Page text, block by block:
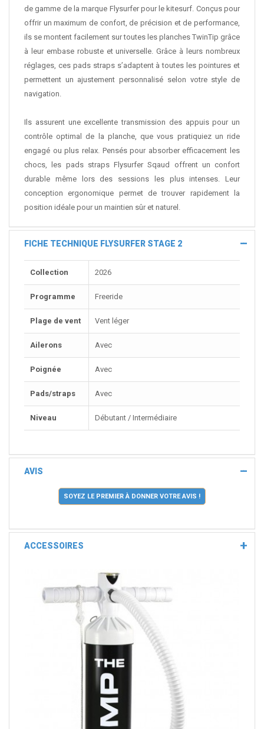
de gamme de la marque Flysurfer pour le kitesurf. Conçus pour
offrir un maximum de confort, de précision et de performance,
ils se montent facilement sur toutes les planches TwinTip grâce
à leur embase robuste et universelle. Grâce à leurs nombreux
réglages, ces pads straps s’adaptent à toutes les pointures et
permettent un ajustement personnalisé selon votre style de
navigation.
Ils assurent une excellente transmission des appuis pour un
contrôle optimal de la planche, que vous pratiquiez un ride
engagé ou plus relax. Pensés pour absorber efficacement les
chocs, les pads straps Flysurfer Sqaud offrent un confort
durable même lors des sessions les plus intenses. Leur
conception ergonomique permet de trouver rapidement la
position idéale pour un maintien sûr et naturel.
FICHE TECHNIQUE FLYSURFER STAGE 2
Collection 2026
Programme Freeride
Plage de vent Vent léger
Ailerons Avec
Poignée Avec
Pads/straps Avec
Niveau Débutant / Intermédiaire
AVIS
SOYEZ LE PREMIER À DONNER VOTRE AVIS !
ACCESSOIRES